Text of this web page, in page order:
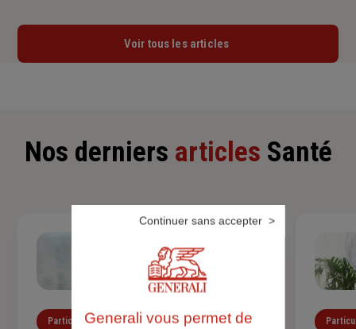
Voir tous les articles
Nos derniers articles Santé
Particuliers Santé
Generali vous permet de
Continuer sans accepter